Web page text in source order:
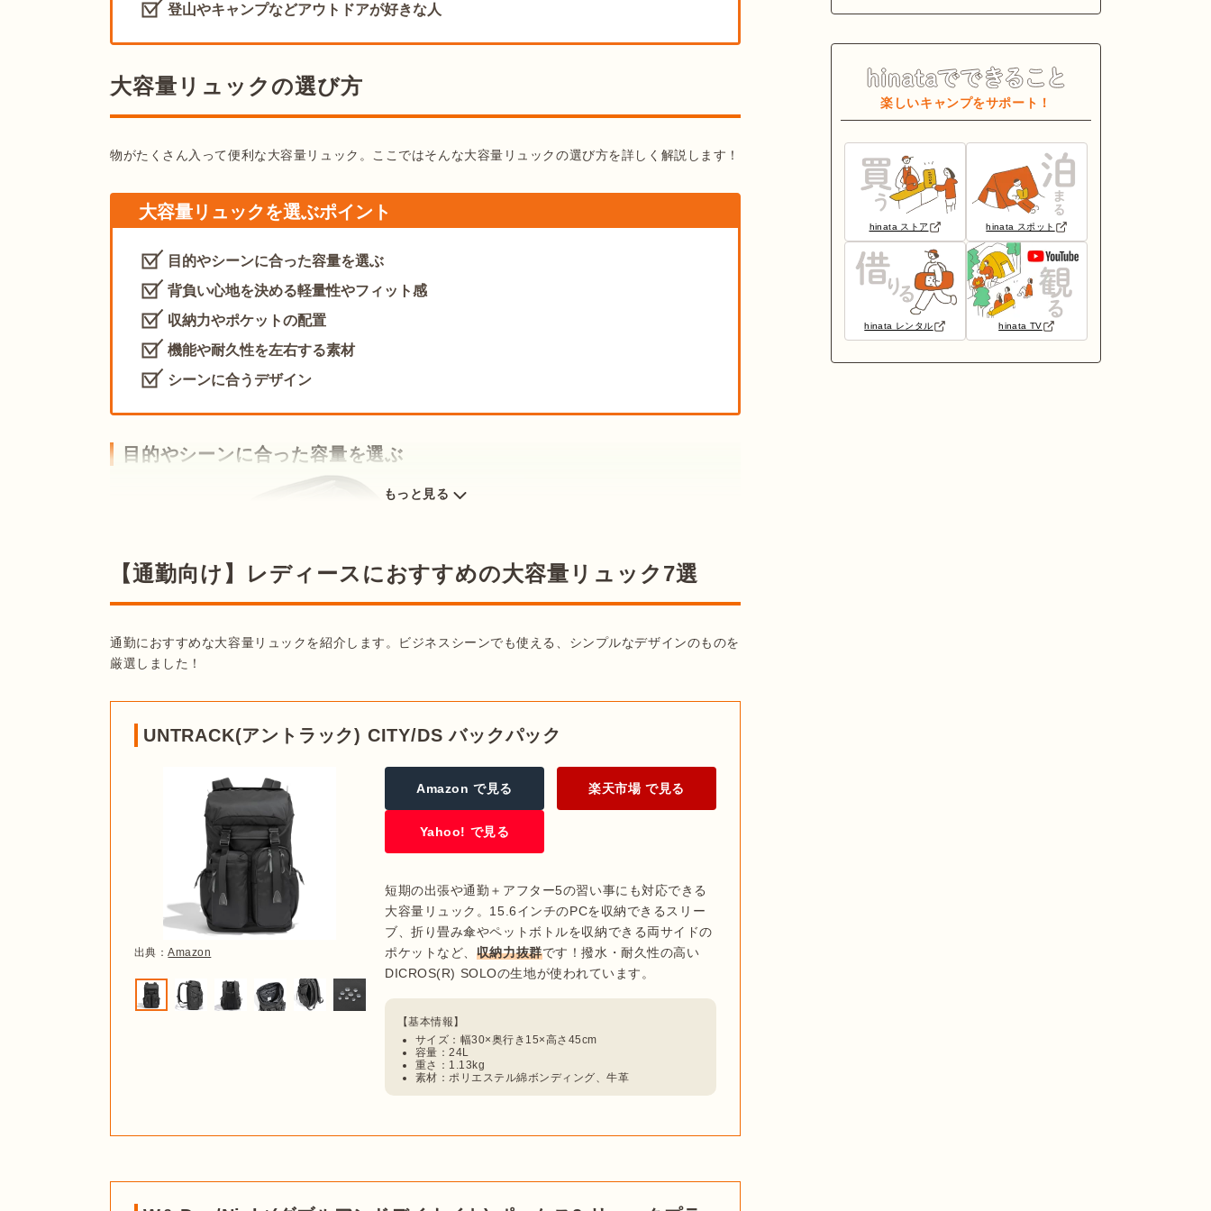
登山やキャンプなどアウトドアが好きな人
大容量リュックの選び方
物がたくさん入って便利な大容量リュック。ここではそんな大容量リュックの選び方を詳しく解説します！
大容量リュックを選ぶポイント
目的やシーンに合った容量を選ぶ
背負い心地を決める軽量性やフィット感
収納力やポケットの配置
機能や耐久性を左右する素材
シーンに合うデザイン
目的やシーンに合った容量を選ぶ
大容量のリュックと一口に言っても、その容量はさまざまです。一般的に大容量といわれるリュックは30L
ビジネスタイプのモデルに30Lを超えるリュックはなかなかなく、大きくても25L前後。旅行に最適なタイ
プは30Lのモデルも多数ラインナップされています。アウトドアや登山などで使う高機能なものは30Lを超
以下にシーンごとのおすすめの容量をまとめたので、容量選びの参考にしてみてください。
1泊2日の旅行 20〜25L
もっと見る
【通勤向け】レディースにおすすめの大容量リュック7選
通勤におすすめな大容量リュックを紹介します。ビジネスシーンでも使える、シンプルなデザインのものを
厳選しました！
UNTRACK(アントラック) CITY/DS バックパック
出典：Amazon
Amazon で見る 楽天市場 で見る
Yahoo! で見る
短期の出張や通勤＋アフター5の習い事にも対応できる
大容量リュック。15.6インチのPCを収納できるスリー
ブ、折り畳み傘やペットボトルを収納できる両サイドの
ポケットなど、 収納力抜群です！撥水・耐久性の高い
サイズ：幅30×奥行き15×高さ45cm
容量：24L
重さ：1.13kg
素材：ポリエステル綿ボンディング、牛革
楽しいキャンプをサポート！
hinata ストア hinata スポット
hinata レンタル hinata TV